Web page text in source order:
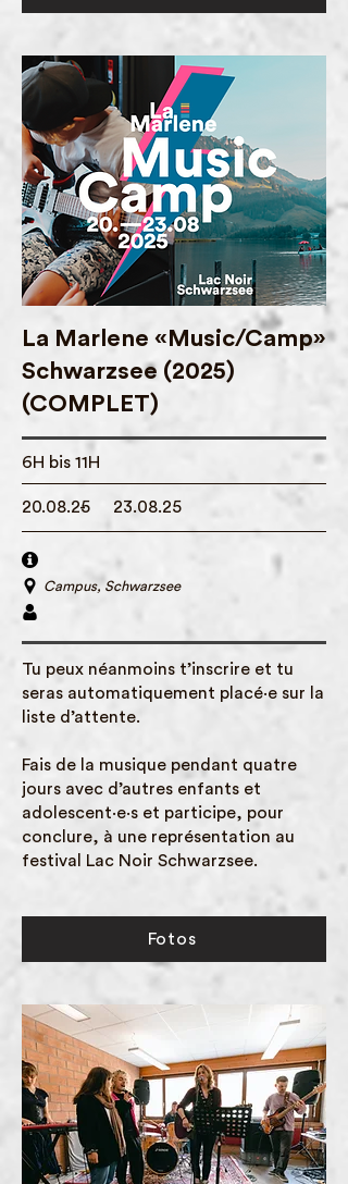
La Marlene «Music/Camp»
Schwarzsee (2025)
(COMPLET)
6H bis 11H
20.08.25
- 23.08.25
Campus, Schwarzsee
Tu peux néanmoins t’inscrire et tu
seras automatiquement placé·e sur la
liste d’attente.
Fais de la musique pendant quatre
jours avec d’autres enfants et
adolescent·e·s et participe, pour
conclure, à une représentation au
festival Lac Noir Schwarzsee.
Fotos